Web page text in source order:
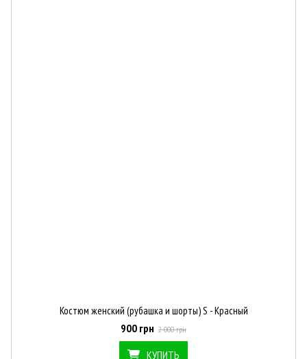
Костюм женский (рубашка и шорты) S - Красный
900 грн 2 000 грн
КУПИТЬ